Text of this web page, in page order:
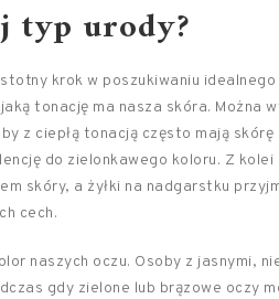
typ urody?
krok w poszukiwaniu
tonację ma nasza skóra. Można
z ciepłą tonacją często mają
do zielonkawego koloru. Z
skóry, a żyłki na nadgarstku
cech.
naszych oczu. Osoby z jasnymi,
gdy zielone lub brązowe oczy